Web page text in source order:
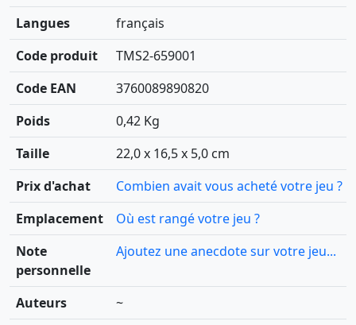
Langues
français
Code produit
TMS2-659001
Code EAN
3760089890820
Poids
0,42 Kg
Taille
22,0 x 16,5 x 5,0 cm
Prix d'achat
Combien avait vous acheté votre jeu ?
Emplacement
Où est rangé votre jeu ?
Note
personnelle
Ajoutez une anecdote sur votre jeu...
Auteurs
~